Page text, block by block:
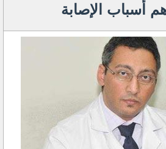
أسباب الإصابة